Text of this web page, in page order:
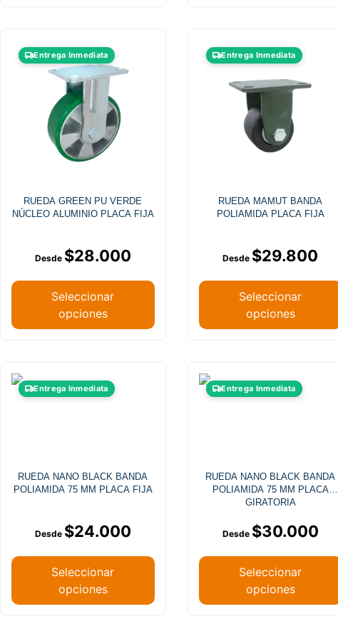
Entrega Inmediata
RUEDA GREEN PU VERDE
NÚCLEO ALUMINIO PLACA FIJA
$28.000
Seleccionar
opciones
Entrega Inmediata
RUEDA MAMUT BANDA
POLIAMIDA PLACA FIJA
$29.800
Seleccionar
opciones
Entrega Inmediata
RUEDA NANO BLACK BANDA
POLIAMIDA 75 MM PLACA FIJA
$24.000
Seleccionar
opciones
Entrega Inmediata
RUEDA NANO BLACK BANDA
POLIAMIDA 75 MM PLACA
GIRATORIA
$30.000
Seleccionar
opciones